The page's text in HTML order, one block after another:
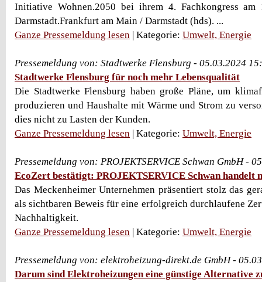
Initiative Wohnen.2050 bei ihrem 4. Fachkongress
Darmstadt.Frankfurt am Main / Darmstadt (hds). ...
Ganze Pressemeldung lesen | Kategorie: Umwelt, Energie
Pressemeldung von: Stadtwerke Flensburg - 05.03.2024
Stadtwerke Flensburg für noch mehr Lebensqualität
Die Stadtwerke Flensburg haben große Pläne, um
produzieren und Haushalte mit Wärme und Strom zu
dies nicht zu Lasten der Kunden.
Ganze Pressemeldung lesen | Kategorie: Umwelt, Energie
Pressemeldung von: PROJEKTSERVICE Schwan GmbH -
EcoZert bestätigt: PROJEKTSERVICE Schwan handelt
Das Meckenheimer Unternehmen präsentiert stolz das
als sichtbaren Beweis für eine erfolgreich durchlaufene
Nachhaltigkeit.
Ganze Pressemeldung lesen | Kategorie: Umwelt, Energie
Pressemeldung von: elektroheizung-direkt.de GmbH -
Darum sind Elektroheizungen eine günstige Alternative